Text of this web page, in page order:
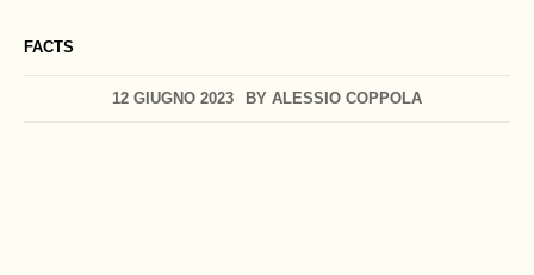
FACTS
12 GIUGNO 2023 BY ALESSIO COPPOLA